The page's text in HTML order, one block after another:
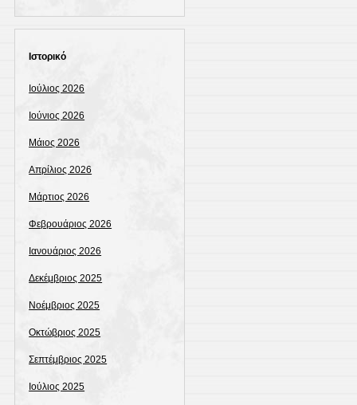
Ιστορικό
Ιούλιος 2026
Ιούνιος 2026
Μάιος 2026
Απρίλιος 2026
Μάρτιος 2026
Φεβρουάριος 2026
Ιανουάριος 2026
Δεκέμβριος 2025
Νοέμβριος 2025
Οκτώβριος 2025
Σεπτέμβριος 2025
Ιούλιος 2025